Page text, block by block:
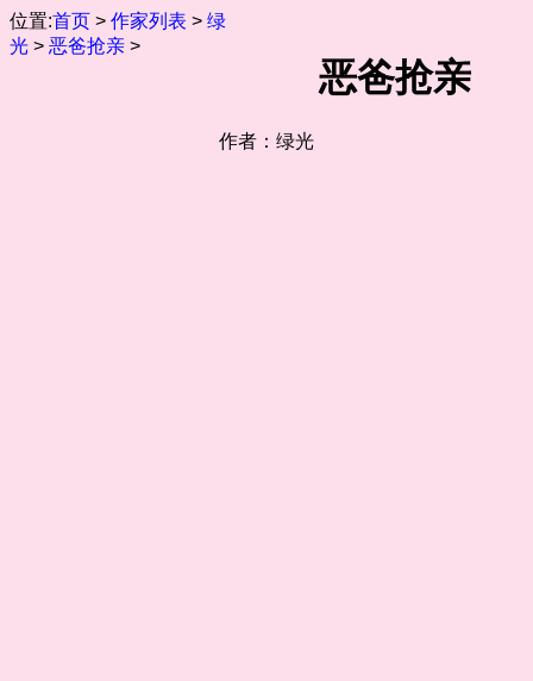
位置:首页 > 作家列表 > 绿
光 > 恶爸抢亲 >
恶爸抢亲
作者：绿光